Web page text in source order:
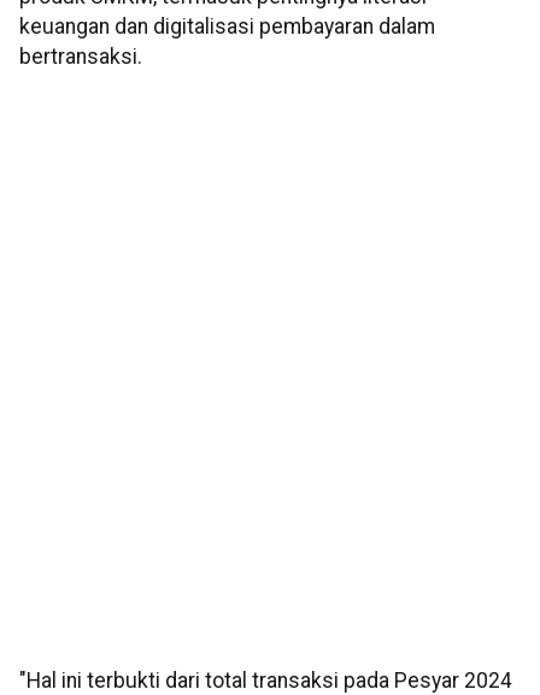
keuangan dan digitalisasi pembayaran dalam
bertransaksi.
"Hal ini terbukti dari total transaksi pada Pesyar 2024